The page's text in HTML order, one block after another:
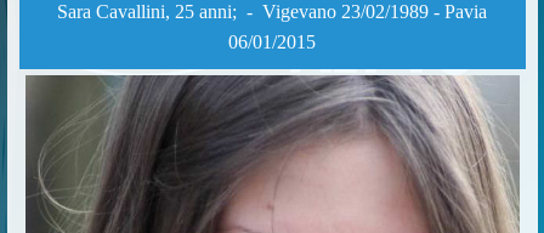
Sara Cavallini, 25 anni; - Vigevano 23/02/1989 - Pavia
06/01/2015